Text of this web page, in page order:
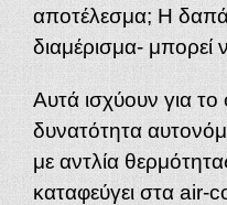
αποτέλεσμα; Η
διαμέρισμα- μπορεί
Αυτά ισχύουν για
δυνατότητα
με αντλία
καταφεύγει στα air-